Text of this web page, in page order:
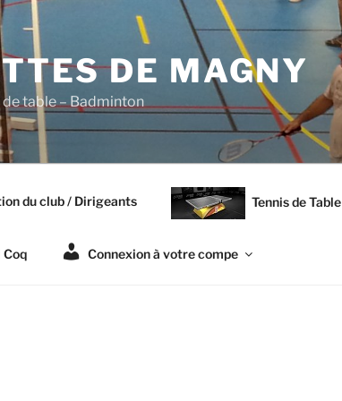
DE MAGNY
de table – Badminton
du club / Dirigeants Tennis de Table
Coq Connexion à votre compe